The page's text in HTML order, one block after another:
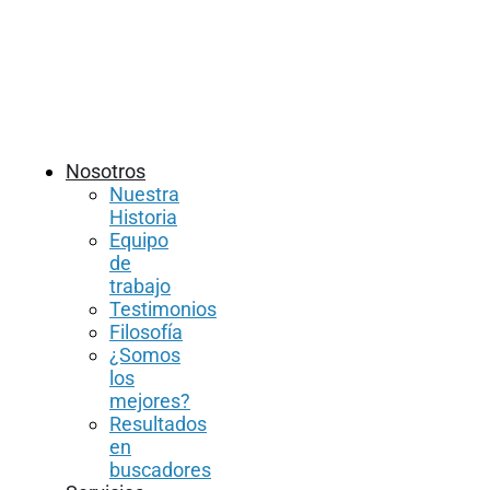
Nosotros
Nuestra
Historia
Equipo
de
trabajo
Testimonios
Filosofía
¿Somos
los
mejores?
Resultados
en
buscadores